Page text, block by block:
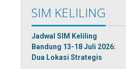
SIM KELILING
Jadwal SIM Keliling
Bandung 13-18 Juli 2026:
Dua Lokasi Strategis